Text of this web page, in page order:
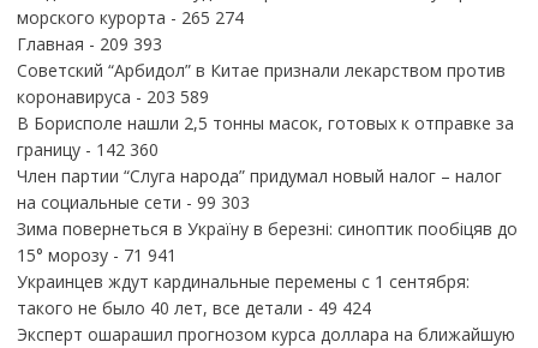
морского курорта - 265 274
Главная - 209 393
Советский “Арбидол” в Китае признали лекарством против
коронавируса - 203 589
В Борисполе нашли 2,5 тонны масок, готовых к отправке за
границу- 142 360
Член партии “Слуга народа” придумал новый налог – налог
на социальные сети - 99 303
Зима повернеться в Україну в березні: синоптик пообіцяв до
15° морозу- 71 941
Украинцев ждут кардинальные перемены с 1 сентября:
такого не было 40 лет, все детали - 49 424
Эксперт ошарашил прогнозом курса доллара на ближайшую